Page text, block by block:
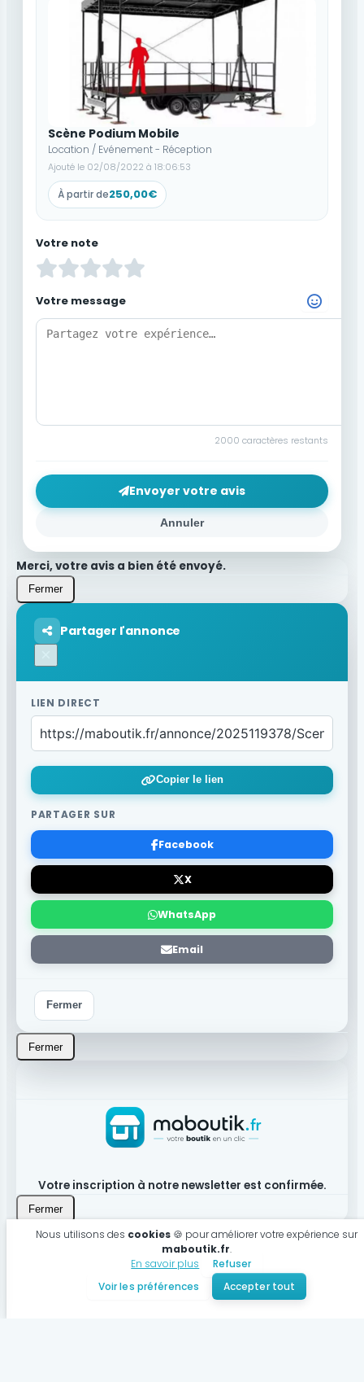
Scène Podium Mobile
Location / Evénement - Réception
Ajouté le 02/08/2022 à 18:06:53
À partir de250,00€
Votre note
Votre message
Choisir un Emoji
2000 caractères restants
Annuler
Envoyer votre avis
Merci, votre avis a bien été envoyé.
Fermer
Partager l'annonce
LIEN DIRECT
Copier le lien
PARTAGER SUR
Facebook
X
WhatsApp
Email
Fermer
Fermer
Votre inscription à notre newsletter est confirmée.
Fermer
Produit bien ajouté à votre panier
Continuer mes achats
Nous utilisons des cookies 🍪 pour améliorer votre expérience sur
maboutik.fr.
En savoir plus
Refuser
Voir les préférences
Accepter tout